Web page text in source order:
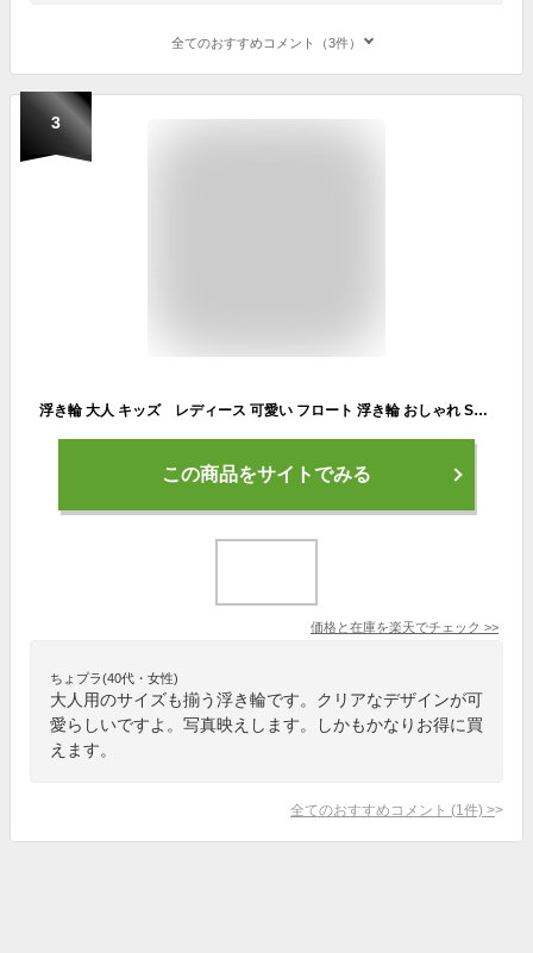
全てのおすすめコメント（3件）
3
浮き輪 大人 キッズ レディース 可愛い フロート 浮き輪 おしゃれ SNSで話題 海水浴 プール 夏 子供 大人 おしゃれ かわいい カラフル ＃60即納
この商品をサイトでみる
価格と在庫を楽天でチェック >>
ちょプラ(40代・女性)
大人用のサイズも揃う浮き輪です。クリアなデザインが可
愛らしいですよ。写真映えします。しかもかなりお得に買
えます。
全てのおすすめコメント (1 件) >